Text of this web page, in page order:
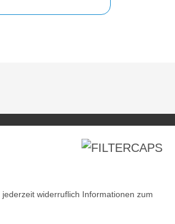
jederzeit widerruflich Informationen zum